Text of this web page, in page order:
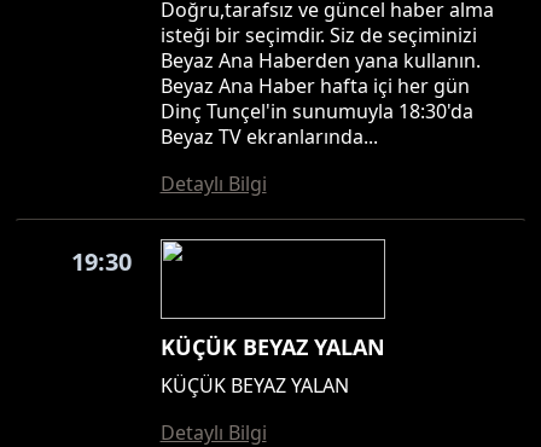
Doğru,tarafsız ve güncel haber alma
isteği bir seçimdir. Siz de seçiminizi
Beyaz Ana Haberden yana kullanın.
Beyaz Ana Haber hafta içi her gün
Dinç Tunçel'in sunumuyla 18:30'da
Beyaz TV ekranlarında...
Detaylı Bilgi
19:30
KÜÇÜK BEYAZ YALAN
KÜÇÜK BEYAZ YALAN
Detaylı Bilgi